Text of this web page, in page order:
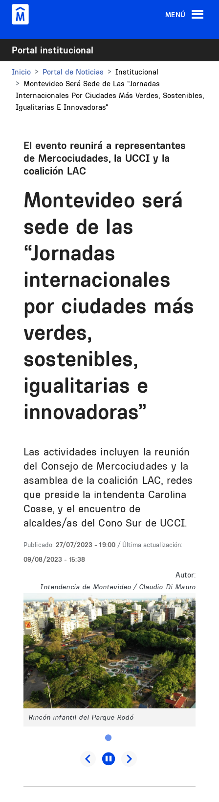
Pasar al contenido principal
MENÚ
Portal institucional
Inicio Portal de Noticias
Institucional
Montevideo Será Sede de Las “Jornadas
Internacionales Por Ciudades Más Verdes, Sostenibles,
Igualitarias E Innovadoras”
El evento reunirá a representantes
de Mercociudades, la UCCI y la
coalición LAC
Montevideo será
sede de las
“Jornadas
internacionales
por ciudades más
verdes,
sostenibles,
igualitarias e
innovadoras”
Las actividades incluyen la reunión
del Consejo de Mercociudades y la
asamblea de la coalición LAC, redes
que preside la intendenta Carolina
Cosse, y el encuentro de
alcaldes/as del Cono Sur de UCCI.
Publicado: 27/07/2023 - 19:00 / Última actualización:
09/08/2023 - 15:38
Autor:
Intendencia de Montevideo / Claudio Di Mauro
Rincón infantil del Parque Rodó